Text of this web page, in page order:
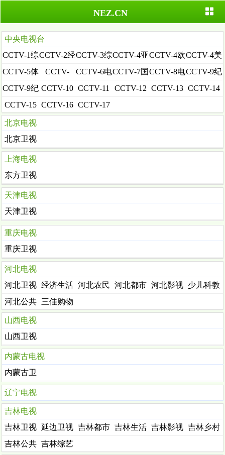
NEZ.CN
中央电视台
CCTV-1综
合
CCTV-2经
济
CCTV-3综
艺
CCTV-4亚
洲
CCTV-4欧
洲
CCTV-4美
洲
CCTV-5体
育
CCTV-
5+体育赛
事
CCTV-6电
影
CCTV-7国
防军事
CCTV-8电
视剧
CCTV-9纪
录
CCTV-9纪
录(英)
CCTV-10
科教
CCTV-11
戏曲
CCTV-12 CCTV-13 CCTV-14
CCTV-15
音乐
CCTV-16 CCTV-17
北京电视
北京卫视
上海电视
东方卫视
天津电视
天津卫视
重庆电视
重庆卫视
河北电视
河北卫视 经济生活 河北农民 河北都市 河北影视
少儿科教
河北公共
三佳购物
山西电视
山西卫视
内蒙古电视
内蒙古卫
视
辽宁电视
吉林电视
吉林卫视 延边卫视 吉林都市 吉林生活 吉林影视 吉林乡村
吉林公共 吉林综艺